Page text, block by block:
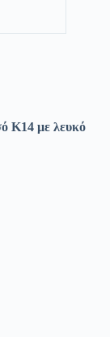
Κ14 με λευκό